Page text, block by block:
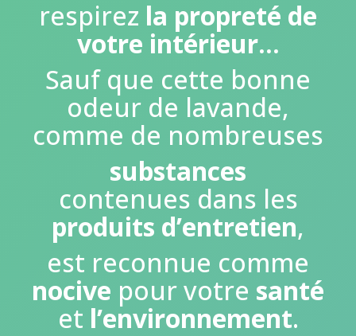
respirez la propreté de
votre intérieur...
Sauf que cette bonne
odeur de lavande,
comme de nombreuses
substances
contenues dans les
produits d’entretien,
est reconnue comme
nocive pour votre santé
et l’environnement.